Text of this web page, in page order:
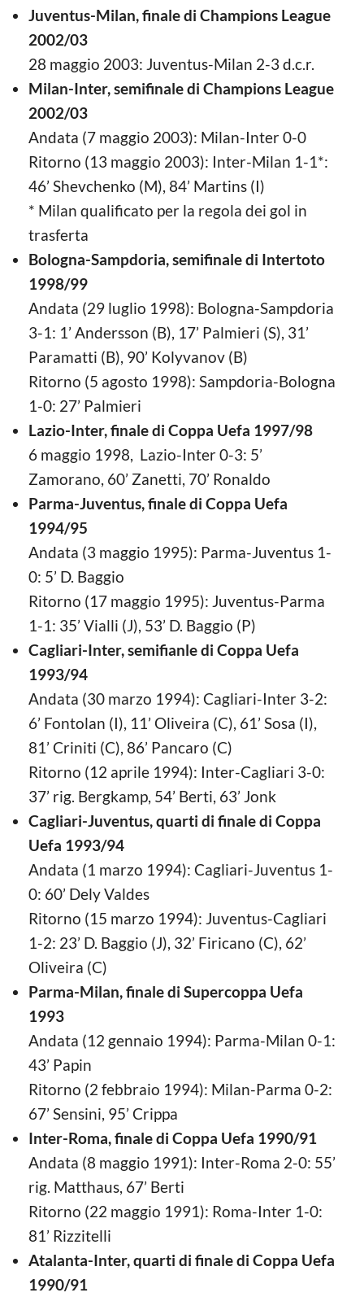
Juventus-Milan, finale di Champions League
2002/03
28 maggio 2003: Juventus-Milan 2-3 d.c.r.
Milan-Inter, semifinale di Champions League
2002/03
Andata (7 maggio 2003): Milan-Inter 0-0
Ritorno (13 maggio 2003): Inter-Milan 1-1*:
46’ Shevchenko (M), 84’ Martins (I)
* Milan qualificato per la regola dei gol in
trasferta
Bologna-Sampdoria, semifinale di Intertoto
1998/99
Andata (29 luglio 1998): Bologna-Sampdoria
3-1: 1’ Andersson (B), 17’ Palmieri (S), 31’
Paramatti (B), 90’ Kolyvanov (B)
Ritorno (5 agosto 1998): Sampdoria-Bologna
1-0: 27’ Palmieri
Lazio-Inter, finale di Coppa Uefa 1997/98
6 maggio 1998, Lazio-Inter 0-3: 5’
Zamorano, 60’ Zanetti, 70’ Ronaldo
Parma-Juventus, finale di Coppa Uefa
1994/95
Andata (3 maggio 1995): Parma-Juventus 1-
0: 5’ D. Baggio
Ritorno (17 maggio 1995): Juventus-Parma
1-1: 35’ Vialli (J), 53’ D. Baggio (P)
Cagliari-Inter, semifianle di Coppa Uefa
1993/94
Andata (30 marzo 1994): Cagliari-Inter 3-2:
6’ Fontolan (I), 11’ Oliveira (C), 61’ Sosa (I),
81’ Criniti (C), 86’ Pancaro (C)
Ritorno (12 aprile 1994): Inter-Cagliari 3-0:
37’ rig. Bergkamp, 54’ Berti, 63’ Jonk
Cagliari-Juventus, quarti di finale di Coppa
Uefa 1993/94
Andata (1 marzo 1994): Cagliari-Juventus 1-
0: 60’ Dely Valdes
Ritorno (15 marzo 1994): Juventus-Cagliari
1-2: 23’ D. Baggio (J), 32’ Firicano (C), 62’
Oliveira (C)
Parma-Milan, finale di Supercoppa Uefa
1993
Andata (12 gennaio 1994): Parma-Milan 0-1:
43’ Papin
Ritorno (2 febbraio 1994): Milan-Parma 0-2:
67’ Sensini, 95’ Crippa
Inter-Roma, finale di Coppa Uefa 1990/91
Andata (8 maggio 1991): Inter-Roma 2-0: 55’
rig. Matthaus, 67’ Berti
Ritorno (22 maggio 1991): Roma-Inter 1-0:
81’ Rizzitelli
Atalanta-Inter, quarti di finale di Coppa Uefa
1990/91